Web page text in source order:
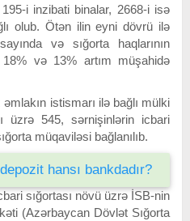
i inzibati binalar, 2668-i isə
olub. Ötən ilin eyni dövrü ilə
və sığorta haqlarının
və 13% artım müşahidə
istismarı ilə bağlı mülki
üzrə 545, sərnişinlərin icbari
müqaviləsi bağlanılıb.
hansı bankdadır?
sığortası növü üzrə İSB-nin
(Azərbaycan Dövlət Sığorta